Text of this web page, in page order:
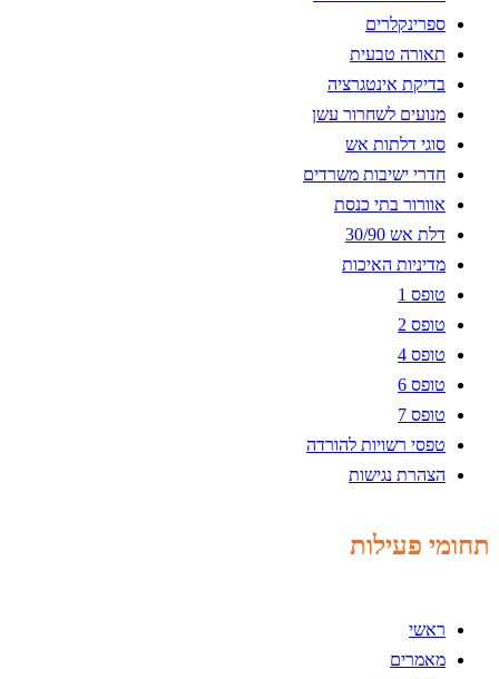
ספרינקלרים
תאורה טבעית
בדיקת אינטגרציה
מנועים לשחרור עשן
סוגי דלתות אש
חדרי ישיבות משרדים
אוורור בתי כנסת
דלת אש 30/90
מדיניות האיכות
טופס 1
טופס 2
טופס 4
טופס 6
טופס 7
טפסי רשויות להורדה
הצהרת נגישות
תחומי פעילות
ראשי
מאמרים